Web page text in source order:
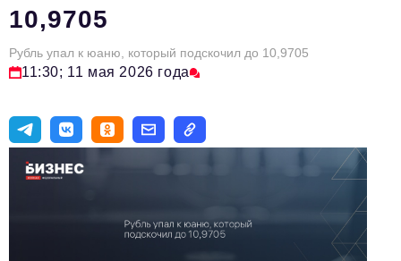
Юридический практикум
Стиль жизни
Импортозамещение
Авторские материалы
10,9705
Рубль упал к юаню, который подскочил до 10,9705
11:30; 11 мая 2026 года